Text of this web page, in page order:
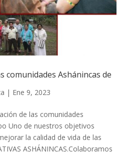
comunidades Ashánincas de
| Ene 9, 2023
de las comunidades
Uno de nuestros objetivos
la calidad de vida de las
ASHÁNINCAS.Colaboramos